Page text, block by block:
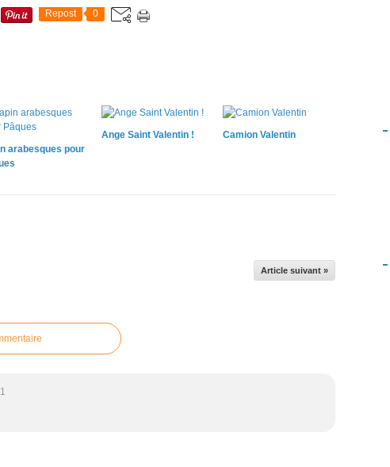
Repost 0
arabesques pour
Ange Saint Valentin ! Camion Valentin
Article suivant »